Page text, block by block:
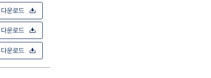
다운로드
다운로드
다운로드